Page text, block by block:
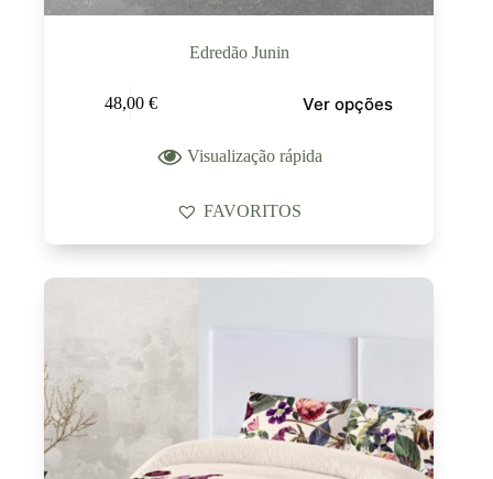
Edredão Junin
48,00 € Ver opções
Visualização rápida
FAVORITOS